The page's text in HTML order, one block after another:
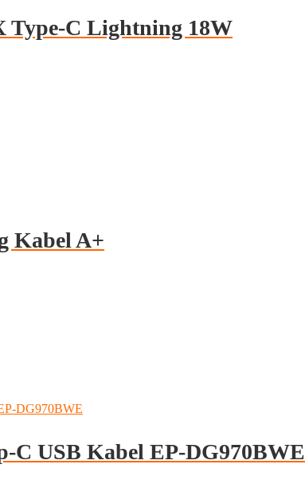
Type-C Lightning 18W
Kabel A+
C USB Kabel EP-DG970BWE